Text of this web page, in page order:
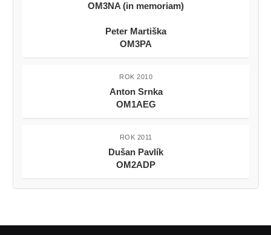
OM3NA (in memoriam)
Peter Martiška
OM3PA
ROK 2010
Anton Srnka
OM1AEG
ROK 2011
Dušan Pavlík
OM2ADP